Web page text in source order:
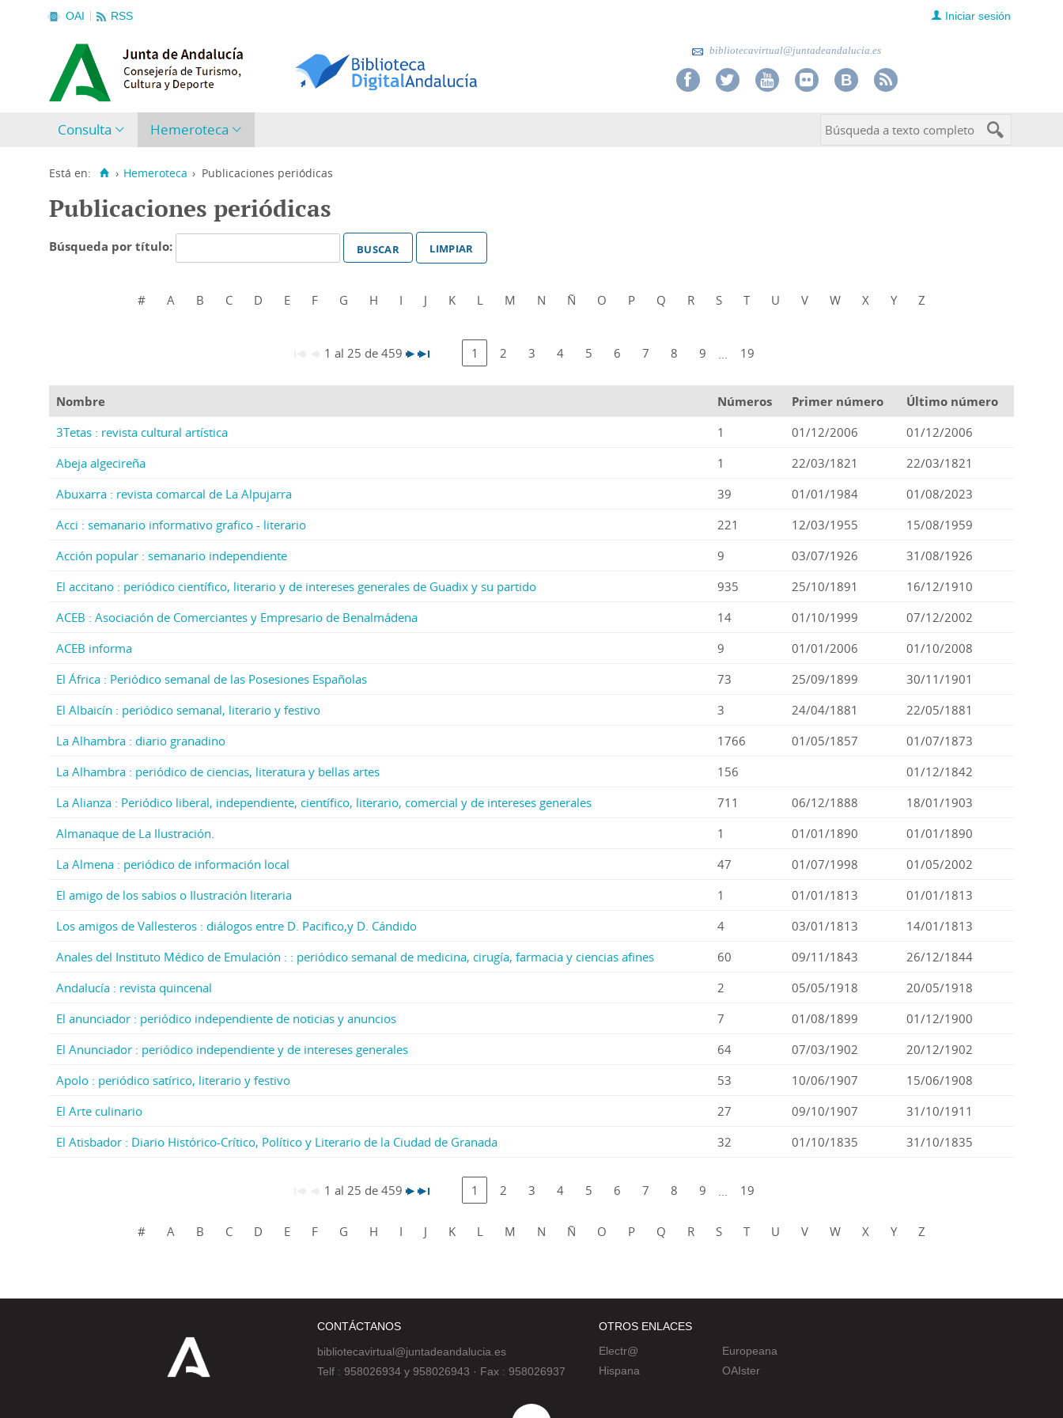
OAI RSS Iniciar sesión
bibliotecavirtual@juntadeandalucia.es
Consulta Hemeroteca
Está en: › Hemeroteca › Publicaciones periódicas
Publicaciones periódicas
Búsqueda por título: limpiar
# A B C D E F G H I J K L M N Ñ O P Q R S T U V W X Y Z
1 al 25 de 459 1 2 3 4 5 6 7 8 9 19
Nombre Números Primer número
Último número
3Tetas : revista cultural artística
1 01/12/2006
01/12/2006
Abeja algecireña
1 22/03/1821
22/03/1821
Abuxarra : revista comarcal de La Alpujarra
39 01/01/1984
01/08/2023
Acci : semanario informativo grafico - literario
221 12/03/1955
15/08/1959
Acción popular : semanario independiente
9 03/07/1926
31/08/1926
El accitano : periódico científico, literario y de intereses generales de Guadix y su partido
935 25/10/1891
16/12/1910
ACEB : Asociación de Comerciantes y Empresario de Benalmádena
14 01/10/1999
07/12/2002
ACEB informa
9 01/01/2006
01/10/2008
El África : Periódico semanal de las Posesiones Españolas
73 25/09/1899
30/11/1901
El Albaicín : periódico semanal, literario y festivo
3 24/04/1881
22/05/1881
La Alhambra : diario granadino
1766 01/05/1857
01/07/1873
La Alhambra : periódico de ciencias, literatura y bellas artes
156
01/12/1842
La Alianza : Periódico liberal, independiente, científico, literario, comercial y de intereses generales
711 06/12/1888
18/01/1903
Almanaque de La Ilustración.
1 01/01/1890
01/01/1890
La Almena : periódico de información local
47 01/07/1998
01/05/2002
El amigo de los sabios o Ilustración literaria
1 01/01/1813
01/01/1813
Los amigos de Vallesteros : diálogos entre D. Pacifico,y D. Cándido
4 03/01/1813
14/01/1813
Anales del Instituto Médico de Emulación : : periódico semanal de medicina, cirugía, farmacia y ciencias afines
60 09/11/1843
26/12/1844
Andalucía : revista quincenal
2 05/05/1918
20/05/1918
El anunciador : periódico independiente de noticias y anuncios
7 01/08/1899
01/12/1900
El Anunciador : periódico independiente y de intereses generales
64 07/03/1902
20/12/1902
Apolo : periódico satírico, literario y festivo
53 10/06/1907
15/06/1908
El Arte culinario
27 09/10/1907
31/10/1911
El Atisbador : Diario Histórico-Crítico, Político y Literario de la Ciudad de Granada
32 01/10/1835 31/10/1835
1 al 25 de 459 1 2 3 4 5 6 7 8 9 19
# A B C D E F G H I J K L M N Ñ O P Q R S T U V W X Y Z
CONTÁCTANOS
bibliotecavirtual@juntadeandalucia.es
Telf : 958026934 y 958026943 · Fax : 958026937
OTROS ENLACES
Electr@
Hispana
Europeana
OAIster